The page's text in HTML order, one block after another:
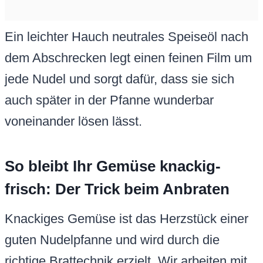
Ein leichter Hauch neutrales Speiseöl nach
dem Abschrecken legt einen feinen Film um
jede Nudel und sorgt dafür, dass sie sich
auch später in der Pfanne wunderbar
voneinander lösen lässt.
So bleibt Ihr Gemüse knackig-
frisch: Der Trick beim Anbraten
Knackiges Gemüse ist das Herzstück einer
guten Nudelpfanne und wird durch die